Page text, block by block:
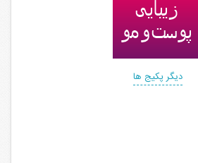
دیگر پکیج ها